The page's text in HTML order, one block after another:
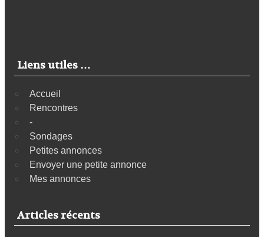
Liens utiles …
Accueil
Rencontres
-
Sondages
Petites annonces
Envoyer une petite annonce
Mes annonces
Articles récents